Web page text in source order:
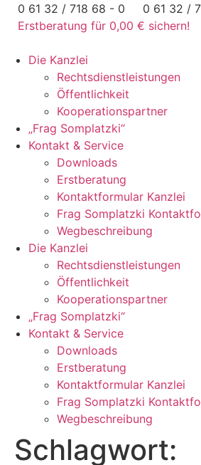
Zum
Inhalt
0 61 32 / 718 68 - 0
0 61 32 /
Erstberatung für 0,00 € sichern!
Die Kanzlei
Rechtsdienstleistungen
Öffentlichkeit
Kooperationspartner
„Frag Somplatzki“
Kontakt & Service
Downloads
Erstberatung
Kontaktformular Kanzlei
Frag Somplatzki
Wegbeschreibung
Die Kanzlei
Rechtsdienstleistungen
Öffentlichkeit
Kooperationspartner
„Frag Somplatzki“
Kontakt & Service
Downloads
Erstberatung
Kontaktformular Kanzlei
Frag Somplatzki
Wegbeschreibung
Schlagwort: